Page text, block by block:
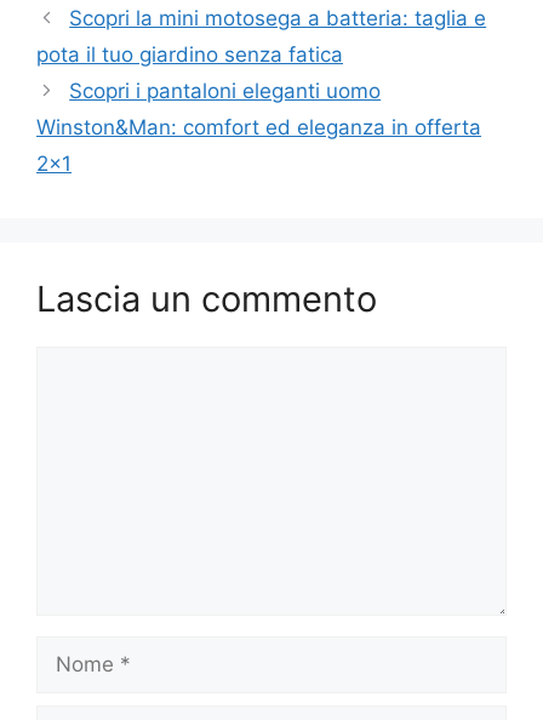
Scopri la mini motosega a batteria: taglia e
pota il tuo giardino senza fatica
Scopri i pantaloni eleganti uomo
Winston&Man: comfort ed eleganza in offerta
2×1
Lascia un commento